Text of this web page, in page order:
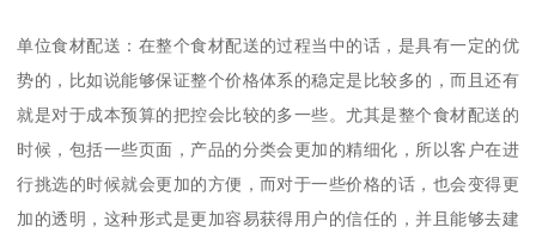
单位食材配送：在整个食材配送的过程当中的话，是具有一定的优
势的，比如说能够保证整个价格体系的稳定是比较多的，而且还有
就是对于成本预算的把控会比较的多一些。尤其是整个食材配送的
时候，包括一些页面，产品的分类会更加的精细化，所以客户在进
行挑选的时候就会更加的方便，而对于一些价格的话，也会变得更
加的透明，这种形式是更加容易获得用户的信任的，并且能够去建